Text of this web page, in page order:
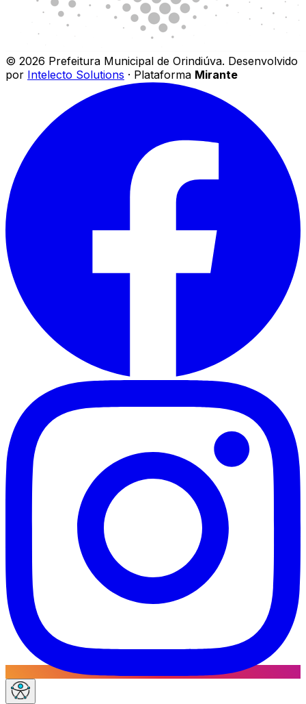
© 2026 Prefeitura Municipal de Orindiúva. Desenvolvido
por Intelecto Solutions · Plataforma Mirante